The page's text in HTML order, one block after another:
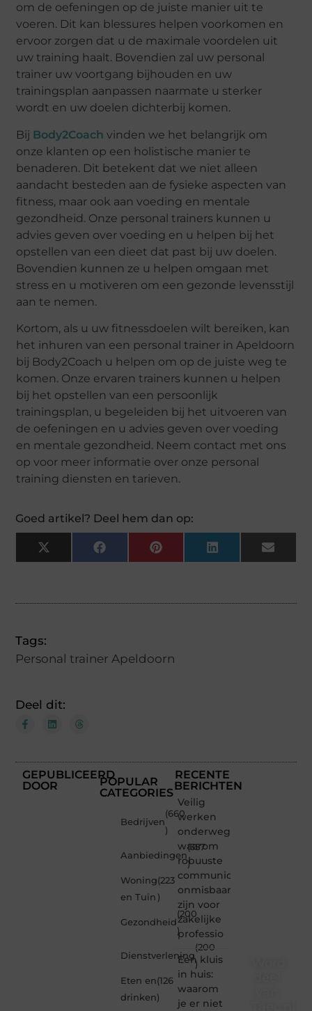
om de oefeningen op de juiste manier uit te
voeren. Dit kan blessures helpen voorkomen en
ervoor zorgen dat u de maximale voordelen uit
uw training haalt. Bovendien zal uw personal
trainer uw voortgang bijhouden en uw
trainingsplan aanpassen naarmate u sterker
wordt en uw doelen dichterbij komen.
Bij Body2Coach vinden we het belangrijk om
onze klanten op een holistische manier te
benaderen. Dit betekent dat we niet alleen
aandacht besteden aan de fysieke aspecten van
fitness, maar ook aan voeding en mentale
gezondheid. Onze personal trainers kunnen u
advies geven over voeding en u helpen bij het
opstellen van een dieet dat past bij uw doelen.
Bovendien kunnen ze u helpen omgaan met
stress en u motiveren om een gezonde levensstijl
aan te nemen.
Kortom, als u uw fitnessdoelen wilt bereiken, kan
het inhuren van een personal trainer in Apeldoorn
bij Body2Coach u helpen om op de juiste weg te
komen. Onze ervaren trainers kunnen u helpen
bij het opstellen van een persoonlijk
trainingsplan, u begeleiden bij het uitvoeren van
de oefeningen en u advies geven over voeding
en mentale gezondheid. Neem contact met ons
op voor meer informatie over onze personal
training diensten en tarieven.
Goed artikel? Deel hem dan op:
X
(Twitter)
FacebookPinterestLinkedInEmail
Tags:
Personal trainer Apeldoorn
Deel dit:
GEPUBLICEERD
DOOR
POPULAR
CATEGORIES
Bedrijven
(660
)
Aanbiedingen
(357
)
Woning
en Tuin
(223
)
Gezondheid
(200
)
Dienstverlening
(200
)
Eten en
drinken
(126
)
RECENTE
BERICHTEN
Veilig
werken
onderweg:
waarom
robuuste
communicatiemiddelen
onmisbaar
zijn voor
zakelijke
professio
Een kluis
in huis:
waarom
je er niet